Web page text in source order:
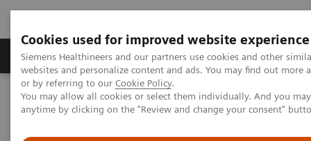
Cookies used for improved website experience
Siemens Healthineers and our partners use cookies and other
websites and personalize content and ads. You may find out
or by referring to our Cookie Policy.
You may allow all cookies or select them individually. And you
anytime by clicking on the "Review and change your consent"
Produits & Services À propos de
Home Imagerie Médicale
Echographie
Obstétrique/gynécologie